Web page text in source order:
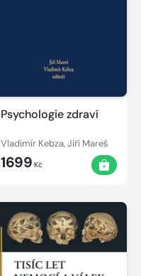
Psychologie zdraví
Vladimír Kebza, Jiří Mareš
1699 Kč